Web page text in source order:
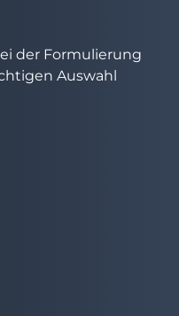
der Formulierung
Auswahl